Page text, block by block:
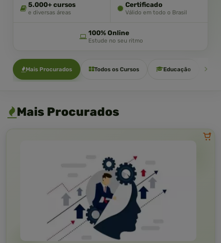
5.000+ cursos
e diversas áreas
Certificado
Válido em todo o Brasil
100% Online
Estude no seu ritmo
Mais Procurados Todos os Cursos Educação
Mais Procurados